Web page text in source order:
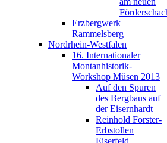
Erzbergwerk
Rammelsberg
Nordrhein-Westfalen
16. Internationaler
Montanhistorik-
Workshop Müsen 2013
Auf den Spuren
des Bergbaus auf
der Eisernhardt
Reinhold Forster-
Erbstollen
Eiserfeld